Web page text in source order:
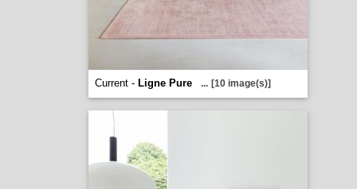
Current - Ligne Pure ... [10 image(s)]